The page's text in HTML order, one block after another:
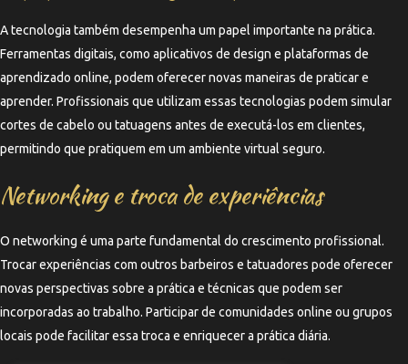
A tecnologia também desempenha um papel importante na prática.
Ferramentas digitais, como aplicativos de design e plataformas de
aprendizado online, podem oferecer novas maneiras de praticar e
aprender. Profissionais que utilizam essas tecnologias podem simular
cortes de cabelo ou tatuagens antes de executá-los em clientes,
permitindo que pratiquem em um ambiente virtual seguro.
Networking e troca de experiências
O networking é uma parte fundamental do crescimento profissional.
Trocar experiências com outros barbeiros e tatuadores pode oferecer
novas perspectivas sobre a prática e técnicas que podem ser
incorporadas ao trabalho. Participar de comunidades online ou grupos
locais pode facilitar essa troca e enriquecer a prática diária.